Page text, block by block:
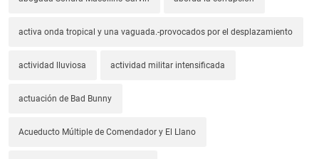
activa onda tropical y una vaguada.-provocados por el desplazamiento
actividad lluviosa actividad militar intensificada
actuación de Bad Bunny
Acueducto Múltiple de Comendador y El Llano